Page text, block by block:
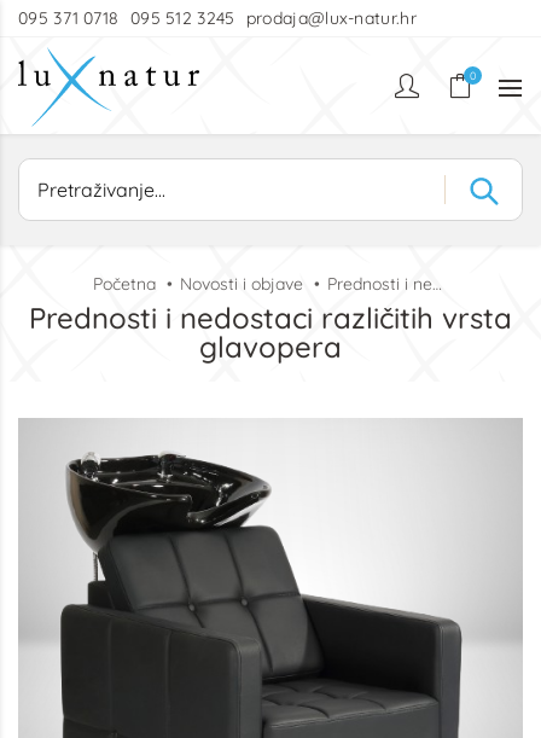
095 371 0718 095 512 3245 prodaja@lux-natur.hr
0
Početna Novosti i objave Prednosti i nedostaci različitih vrsta glavopera
Prednosti i nedostaci različitih vrsta
glavopera